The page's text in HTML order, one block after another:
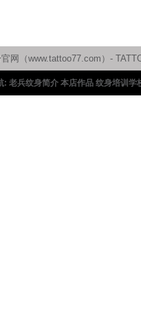
网（www.tattoo77.com）-
: 老兵纹身简介 本店作品 纹身培训学